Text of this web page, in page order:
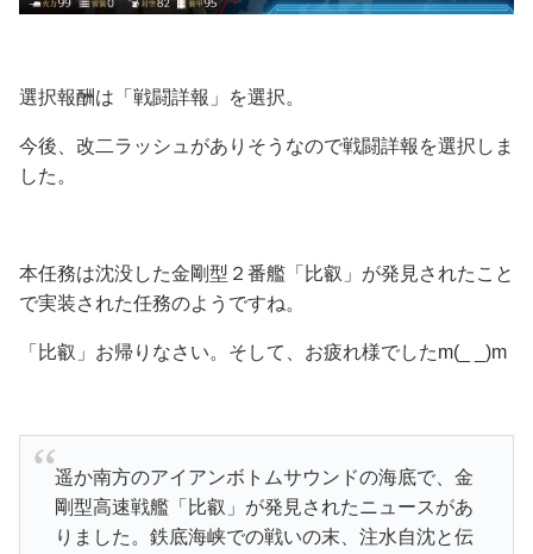
選択報酬は「戦闘詳報」を選択。
今後、改二ラッシュがありそうなので戦闘詳報を選択しま
した。
本任務は沈没した金剛型２番艦「比叡」が発見されたこと
で実装された任務のようですね。
「比叡」お帰りなさい。そして、お疲れ様でしたm(_ _)m
遥か南方のアイアンボトムサウンドの海底で、金
剛型高速戦艦「比叡」が発見されたニュースがあ
りました。鉄底海峡での戦いの末、注水自沈と伝